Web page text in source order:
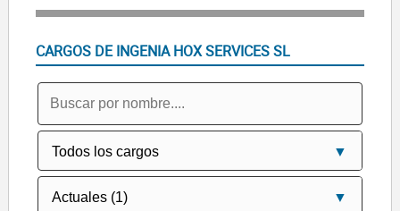
CARGOS DE INGENIA HOX SERVICES SL